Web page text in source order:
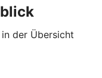
der Übersicht